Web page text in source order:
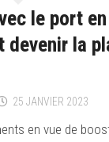
le port
devenir la
25 JANVIER 2023
en vue de